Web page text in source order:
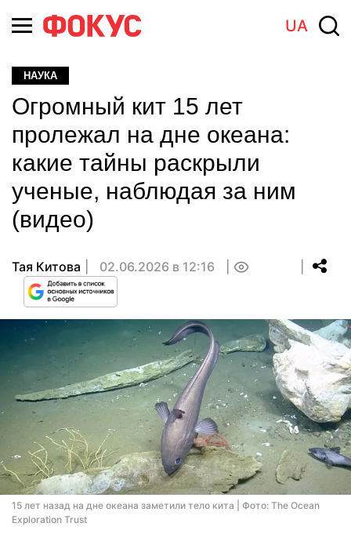
UA
НАУКА
Огромный кит 15 лет
пролежал на дне океана:
какие тайны раскрыли
ученые, наблюдая за ним
(видео)
Тая Китова 02.06.2026 в 12:16
15 лет назад на дне океана заметили тело кита | Фото: The Ocean
Exploration Trust